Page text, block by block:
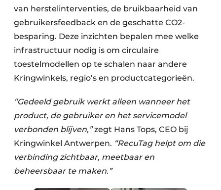
van herstelinterventies, de bruikbaarheid van
gebruikersfeedback en de geschatte CO2-
besparing. Deze inzichten bepalen mee welke
infrastructuur nodig is om circulaire
toestelmodellen op te schalen naar andere
Kringwinkels, regio’s en productcategorieën.
“Gedeeld gebruik werkt alleen wanneer het
product, de gebruiker en het servicemodel
verbonden blijven,”zegt Hans Tops, CEO bij
Kringwinkel Antwerpen. “RecuTag helpt om die
verbinding zichtbaar, meetbaar en
beheersbaar te maken.”